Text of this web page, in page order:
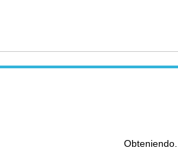
Obteniendo...